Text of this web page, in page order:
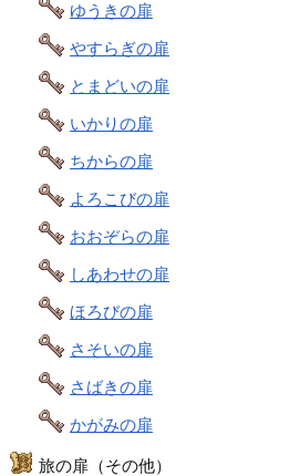
ゆうきの扉
やすらぎの扉
とまどいの扉
いかりの扉
ちからの扉
よろこびの扉
おおぞらの扉
しあわせの扉
ほろびの扉
さそいの扉
さばきの扉
かがみの扉
旅の扉（その他）